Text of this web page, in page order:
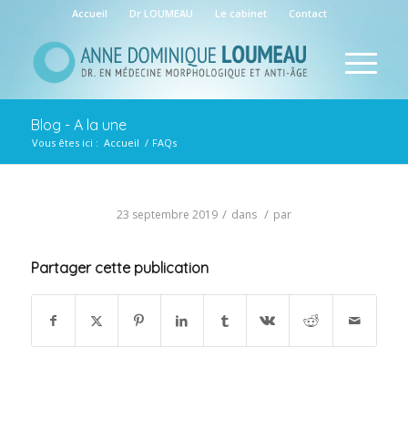
Accueil Dr LOUMEAU Le cabinet Contact
Blog - A la une
Vous êtes ici : Accueil / FAQs
23 septembre 2019 / dans / par
Partager cette publication